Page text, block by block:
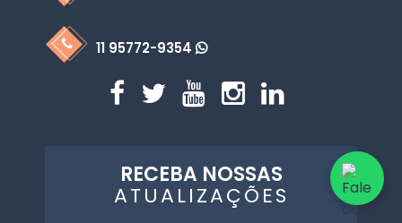
11 95772-9354
RECEBA NOSSAS
ATUALIZAÇÕES